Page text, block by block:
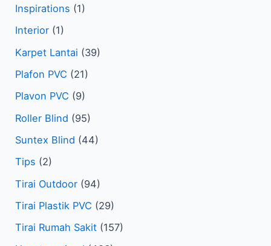
Inspirations (1)
Interior (1)
Karpet Lantai (39)
Plafon PVC (21)
Plavon PVC (9)
Roller Blind (95)
Suntex Blind (44)
Tips (2)
Tirai Outdoor (94)
Tirai Plastik PVC (29)
Tirai Rumah Sakit (157)